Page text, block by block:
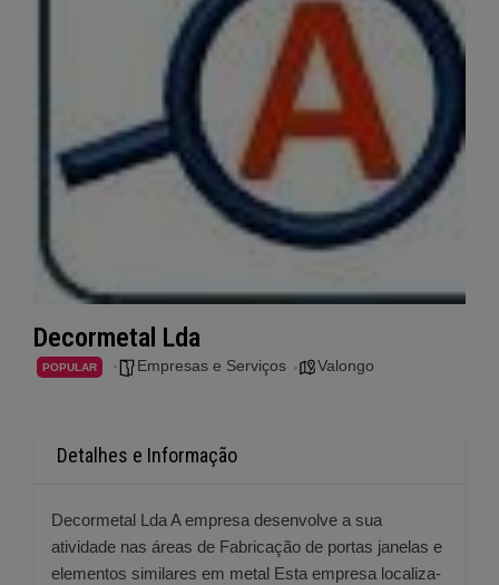
Decormetal Lda
POPULAR Empresas e Serviços Valongo
Detalhes e Informação
Decormetal Lda A empresa desenvolve a sua
atividade nas áreas de Fabricação de portas janelas e
elementos similares em metal Esta empresa localiza-